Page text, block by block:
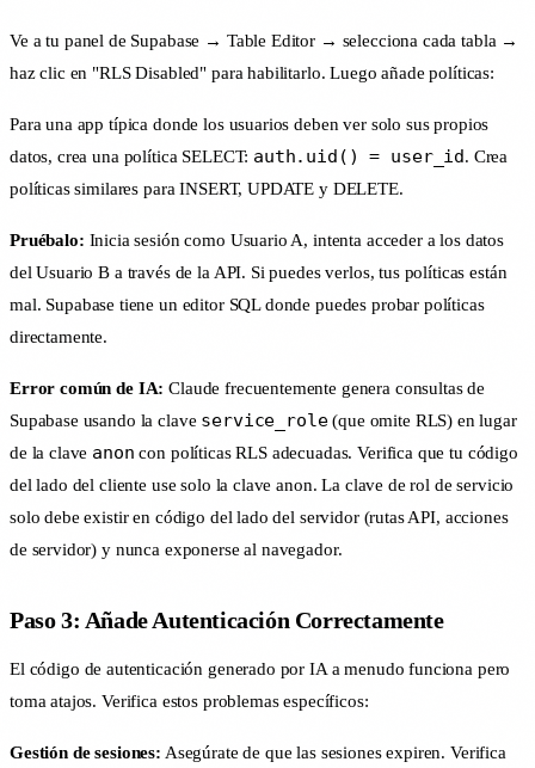
Ve a tu panel de Supabase → Table Editor → selecciona cada tabla →
haz clic en "RLS Disabled" para habilitarlo. Luego añade políticas:
Para una app típica donde los usuarios deben ver solo sus propios
datos, crea una política SELECT: auth.uid() = user_id. Crea
políticas similares para INSERT, UPDATE y DELETE.
Pruébalo: Inicia sesión como Usuario A, intenta acceder a los datos
del Usuario B a través de la API. Si puedes verlos, tus políticas están
mal. Supabase tiene un editor SQL donde puedes probar políticas
directamente.
Error común de IA: Claude frecuentemente genera consultas de
Supabase usando la clave service_role(que omite RLS) en lugar
de la clave anon con políticas RLS adecuadas. Verifica que tu código
del lado del cliente use solo la clave anon. La clave de rol de servicio
solo debe existir en código del lado del servidor (rutas API, acciones
de servidor) y nunca exponerse al navegador.
Paso 3: Añade Autenticación Correctamente
El código de autenticación generado por IA a menudo funciona pero
toma atajos. Verifica estos problemas específicos:
Gestión de sesiones: Asegúrate de que las sesiones expiren. Verifica